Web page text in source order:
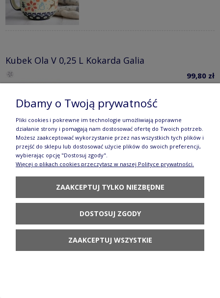
Kubek Ola V 0,25 L Kokarda Galia
99,80 zł
Kubek Ola V 0,25 L Szyszka Galia
DO KOSZYKA
Dbamy o Twoją prywatność
Pliki cookies i pokrewne im technologie umożliwiają poprawne
działanie strony i pomagają nam dostosować ofertę do Twoich potrzeb.
Możesz zaakceptować wykorzystanie przez nas wszystkich tych plików i
przejść do sklepu lub dostosować użycie plików do swoich preferencji,
wybierając opcję "Dostosuj zgody".
Więcej o plikach cookies przeczytasz w naszej Polityce prywatności.
ZAAKCEPTUJ TYLKO NIEZBĘDNE
DOSTOSUJ ZGODY
ZAAKCEPTUJ WSZYSTKIE